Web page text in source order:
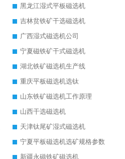
黑龙江湿式平板磁选机
吉林贫铁矿干选磁选机
广西湿式磁选机公司
宁夏磁铁矿干式磁选机
湖北铁矿磁选机生产线
重庆平板磁选机选钛
山东铁矿磁选机工作原理
山西干选磁选机
天津钛尾矿湿式磁选机
宁夏平板磁选机选矿规格参数
新疆永磁铁矿磁选机